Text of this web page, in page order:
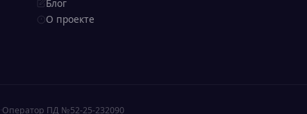
Блог
О проекте
·Оператор ПД №52-25-232090